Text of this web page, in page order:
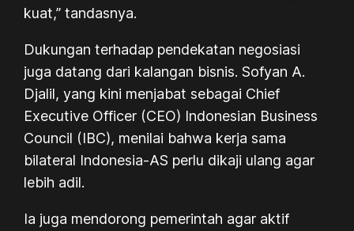
kuat,” tandasnya.
Dukungan terhadap pendekatan negosiasi
juga datang dari kalangan bisnis. Sofyan A.
Djalil, yang kini menjabat sebagai Chief
Executive Officer (CEO) Indonesian Business
Council (IBC), menilai bahwa kerja sama
bilateral Indonesia-AS perlu dikaji ulang agar
lebih adil.
Ia juga mendorong pemerintah agar aktif